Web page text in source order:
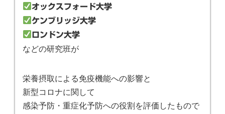
オックスフォード大学
ケンブリッジ大学
ロンドン大学
などの研究班が
栄養摂取による免疫機能への影響と
新型コロナに関して
感染予防・重症化予防への役割を評価したもので